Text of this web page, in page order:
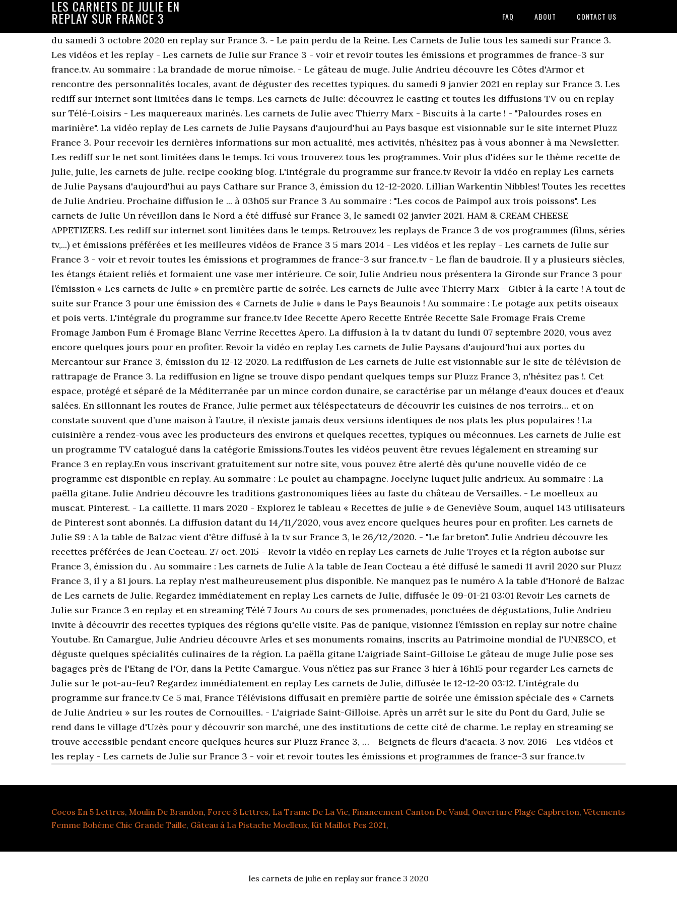
LES CARNETS DE JULIE EN
REPLAY SUR FRANCE 3 FAQ ABOUT CONTACT US
du samedi 3 octobre 2020 en replay sur France 3. - Le pain perdu de la Reine. Les Carnets de Julie tous les samedi sur France 3.
Les vidéos et les replay - Les carnets de Julie sur France 3 - voir et revoir toutes les émissions et programmes de france-3 sur
france.tv. Au sommaire : La brandade de morue nîmoise. - Le gâteau de muge. Julie Andrieu découvre les Côtes d'Armor et
rencontre des personnalités locales, avant de déguster des recettes typiques. du samedi 9 janvier 2021 en replay sur France 3. Les
rediff sur internet sont limitées dans le temps. Les carnets de Julie: découvrez le casting et toutes les diffusions TV ou en replay
sur Télé-Loisirs - Les maquereaux marinés. Les carnets de Julie avec Thierry Marx - Biscuits à la carte ! - "Palourdes roses en
marinière". La vidéo replay de Les carnets de Julie Paysans d'aujourd'hui au Pays basque est visionnable sur le site internet Pluzz
France 3. Pour recevoir les dernières informations sur mon actualité, mes activités, n’hésitez pas à vous abonner à ma Newsletter.
Les rediff sur le net sont limitées dans le temps. Ici vous trouverez tous les programmes. Voir plus d'idées sur le thème recette de
julie, julie, les carnets de julie. recipe cooking blog. L'intégrale du programme sur france.tv Revoir la vidéo en replay Les carnets
de Julie Paysans d'aujourd'hui au pays Cathare sur France 3, émission du 12-12-2020. Lillian Warkentin Nibbles! Toutes les recettes
de Julie Andrieu. Prochaine diffusion le ... à 03h05 sur France 3 Au sommaire : "Les cocos de Paimpol aux trois poissons". Les
carnets de Julie Un réveillon dans le Nord a été diffusé sur France 3, le samedi 02 janvier 2021. HAM & CREAM CHEESE
APPETIZERS. Les rediff sur internet sont limitées dans le temps. Retrouvez les replays de France 3 de vos programmes (films, séries
tv,...) et émissions préférées et les meilleures vidéos de France 3 5 mars 2014 - Les vidéos et les replay - Les carnets de Julie sur
France 3 - voir et revoir toutes les émissions et programmes de france-3 sur france.tv - Le flan de baudroie. Il y a plusieurs siècles,
les étangs étaient reliés et formaient une vase mer intérieure. Ce soir, Julie Andrieu nous présentera la Gironde sur France 3 pour
l’émission « Les carnets de Julie » en première partie de soirée. Les carnets de Julie avec Thierry Marx - Gibier à la carte ! A tout de
suite sur France 3 pour une émission des « Carnets de Julie » dans le Pays Beaunois ! Au sommaire : Le potage aux petits oiseaux
et pois verts. L'intégrale du programme sur france.tv Idee Recette Apero Recette Entrée Recette Sale Fromage Frais Creme
Fromage Jambon Fum é Fromage Blanc Verrine Recettes Apero. La diffusion à la tv datant du lundi 07 septembre 2020, vous avez
encore quelques jours pour en profiter. Revoir la vidéo en replay Les carnets de Julie Paysans d'aujourd'hui aux portes du
Mercantour sur France 3, émission du 12-12-2020. La rediffusion de Les carnets de Julie est visionnable sur le site de télévision de
rattrapage de France 3. La rediffusion en ligne se trouve dispo pendant quelques temps sur Pluzz France 3, n'hésitez pas !. Cet
espace, protégé et séparé de la Méditerranée par un mince cordon dunaire, se caractérise par un mélange d'eaux douces et d'eaux
salées. En sillonnant les routes de France, Julie permet aux téléspectateurs de découvrir les cuisines de nos terroirs… et on
constate souvent que d’une maison à l’autre, il n’existe jamais deux versions identiques de nos plats les plus populaires ! La
cuisinière a rendez-vous avec les producteurs des environs et quelques recettes, typiques ou méconnues. Les carnets de Julie est
un programme TV catalogué dans la catégorie Emissions.Toutes les vidéos peuvent être revues légalement en streaming sur
France 3 en replay.En vous inscrivant gratuitement sur notre site, vous pouvez être alerté dès qu'une nouvelle vidéo de ce
programme est disponible en replay. Au sommaire : Le poulet au champagne. Jocelyne luquet julie andrieux. Au sommaire : La
paëlla gitane. Julie Andrieu découvre les traditions gastronomiques liées au faste du château de Versailles. - Le moelleux au
muscat. Pinterest. - La caillette. 11 mars 2020 - Explorez le tableau « Recettes de julie » de Geneviève Soum, auquel 143 utilisateurs
de Pinterest sont abonnés. La diffusion datant du 14/11/2020, vous avez encore quelques heures pour en profiter. Les carnets de
Julie S9 : A la table de Balzac vient d'être diffusé à la tv sur France 3, le 26/12/2020. - "Le far breton". Julie Andrieu découvre les
recettes préférées de Jean Cocteau. 27 oct. 2015 - Revoir la vidéo en replay Les carnets de Julie Troyes et la région auboise sur
France 3, émission du . Au sommaire : Les carnets de Julie A la table de Jean Cocteau a été diffusé le samedi 11 avril 2020 sur Pluzz
France 3, il y a 81 jours. La replay n'est malheureusement plus disponible. Ne manquez pas le numéro A la table d'Honoré de Balzac
de Les carnets de Julie. Regardez immédiatement en replay Les carnets de Julie, diffusée le 09-01-21 03:01 Revoir Les carnets de
Julie sur France 3 en replay et en streaming Télé 7 Jours Au cours de ses promenades, ponctuées de dégustations, Julie Andrieu
invite à découvrir des recettes typiques des régions qu'elle visite. Pas de panique, visionnez l’émission en replay sur notre chaîne
Youtube. En Camargue, Julie Andrieu découvre Arles et ses monuments romains, inscrits au Patrimoine mondial de l'UNESCO, et
déguste quelques spécialités culinaires de la région. La paëlla gitane L'aigriade Saint-Gilloise Le gâteau de muge Julie pose ses
bagages près de l'Etang de l'Or, dans la Petite Camargue. Vous n’étiez pas sur France 3 hier à 16h15 pour regarder Les carnets de
Julie sur le pot-au-feu? Regardez immédiatement en replay Les carnets de Julie, diffusée le 12-12-20 03:12. L'intégrale du
programme sur france.tv Ce 5 mai, France Télévisions diffusait en première partie de soirée une émission spéciale des « Carnets
de Julie Andrieu » sur les routes de Cornouilles. - L'aigriade Saint-Gilloise. Après un arrêt sur le site du Pont du Gard, Julie se
rend dans le village d'Uzès pour y découvrir son marché, une des institutions de cette cité de charme. Le replay en streaming se
trouve accessible pendant encore quelques heures sur Pluzz France 3, … - Beignets de fleurs d'acacia. 3 nov. 2016 - Les vidéos et
les replay - Les carnets de Julie sur France 3 - voir et revoir toutes les émissions et programmes de france-3 sur france.tv
Cocos En 5 Lettres, Moulin De Brandon, Force 3 Lettres, La Trame De La Vie, Financement Canton De Vaud, Ouverture Plage Capbreton, Vêtements
Femme Bohème Chic Grande Taille, Gâteau à La Pistache Moelleux, Kit Maillot Pes 2021,
les carnets de julie en replay sur france 3 2020